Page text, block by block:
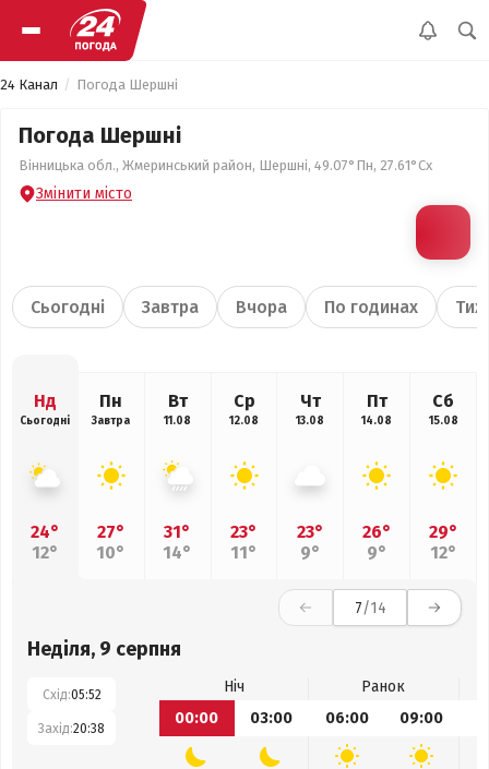
24 Канал Погода Шершні
Погода Шершні
Вінницька обл., Жмеринський район, Шершні, 49.07°Пн, 27.61°Сх
Змінити місто
Сьогодні Завтра Вчора По годинах
Нд
Сьогодні
24°
12°
Пн
Завтра
27°
10°
Вт
11.08
31°
14°
Ср
12.08
23°
11°
Чт
13.08
23°
9°
Пт
14.08
26°
9°
Сб
15.08
29°
12°
7/14
Неділя, 9 серпня
Схід:05:52
Захід:20:38
Ніч
Ранок
00:00
03:00 06:00 09:00